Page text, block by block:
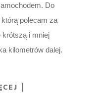
Do
którą polecam za
krótszą i mniej
kilometrów dalej.